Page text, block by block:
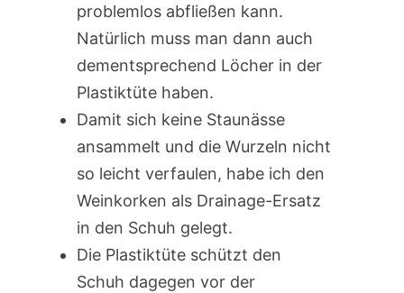
problemlos abfließen kann.
Natürlich muss man dann auch
dementsprechend Löcher in der
Plastiktüte haben.
Damit sich keine Staunässe
ansammelt und die Wurzeln nicht
so leicht verfaulen, habe ich den
Weinkorken als Drainage-Ersatz
in den Schuh gelegt.
Die Plastiktüte schützt den
Schuh dagegen vor der